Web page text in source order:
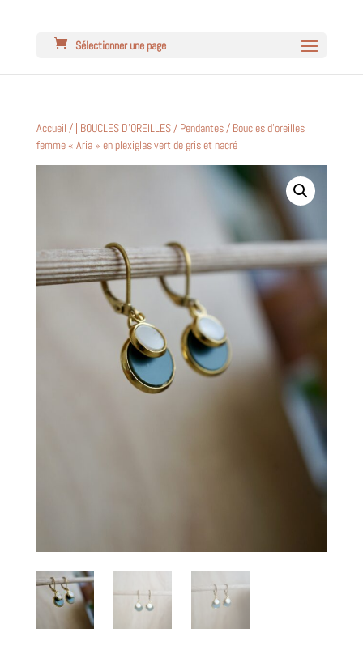
Sélectionner une page
Accueil / | BOUCLES D'OREILLES/ Pendantes/ Boucles d’oreilles
femme « Aria » en plexiglas vert de gris et nacré